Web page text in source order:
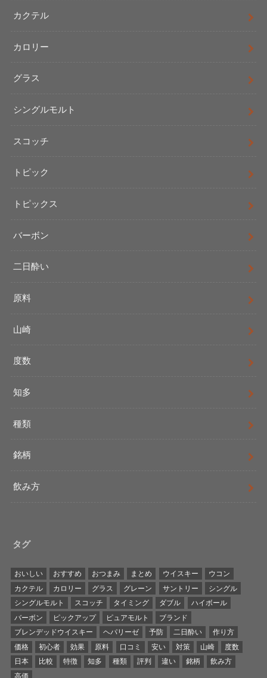
カクテル
カロリー
グラス
シングルモルト
スコッチ
トピック
トピックス
バーボン
二日酔い
原料
山崎
度数
知多
種類
銘柄
飲み方
タグ
おいしい おすすめ おつまみ まとめ ウイスキー
ウコン
カクテル
カロリー グラス グレーン サントリー
シングル
シングルモルト
スコッチ タイミング ダブル
ハイボール
バーボン
ピックアップ ピュアモルト
ブランド
ブレンデッドウイスキー
ヘパリーゼ 予防 二日酔い
作り方
価格
初心者 効果 原料 口コミ 安い 対策 山崎
度数
日本
比較 特徴 知多 種類 評判 違い 銘柄
飲み方
高価